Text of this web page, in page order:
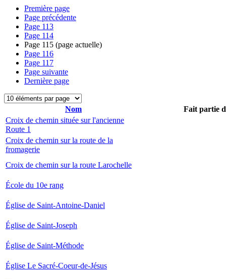
Première page
Page précédente
Page 113
Page 114
Page 115 (page actuelle)
Page 116
Page 117
Page suivante
Dernière page
Nom
Fait partie
Croix de chemin située sur l'ancienne
Route 1
Croix de chemin sur la route de la
fromagerie
Croix de chemin sur la route Larochelle
École du 10e rang
Église de Saint-Antoine-Daniel
Église de Saint-Joseph
Église de Saint-Méthode
Église Le Sacré-Coeur-de-Jésus